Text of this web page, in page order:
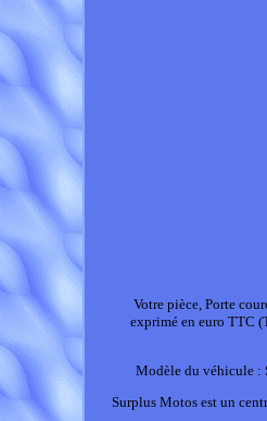
Votre pièce, Porte
exprimé en euro TTC
Modèle du véhicule :
Surplus Motos est un